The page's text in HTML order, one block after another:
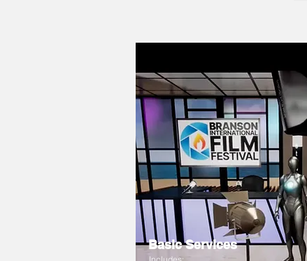
Basic Services